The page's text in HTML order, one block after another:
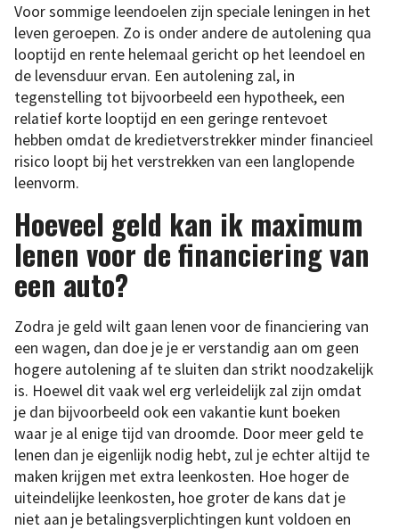
Voor sommige leendoelen zijn speciale leningen in het
leven geroepen. Zo is onder andere de autolening qua
looptijd en rente helemaal gericht op het leendoel en
de levensduur ervan. Een autolening zal, in
tegenstelling tot bijvoorbeeld een hypotheek, een
relatief korte looptijd en een geringe rentevoet
hebben omdat de kredietverstrekker minder financieel
risico loopt bij het verstrekken van een langlopende
leenvorm.
Hoeveel geld kan ik maximum
lenen voor de financiering van
een auto?
Zodra je geld wilt gaan lenen voor de financiering van
een wagen, dan doe je je er verstandig aan om geen
hogere autolening af te sluiten dan strikt noodzakelijk
is. Hoewel dit vaak wel erg verleidelijk zal zijn omdat
je dan bijvoorbeeld ook een vakantie kunt boeken
waar je al enige tijd van droomde. Door meer geld te
lenen dan je eigenlijk nodig hebt, zul je echter altijd te
maken krijgen met extra leenkosten. Hoe hoger de
uiteindelijke leenkosten, hoe groter de kans dat je
niet aan je betalingsverplichtingen kunt voldoen en